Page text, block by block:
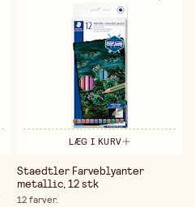
LÆG I KURV
Staedtler Farveblyanter
metallic, 12 stk
12 farver.